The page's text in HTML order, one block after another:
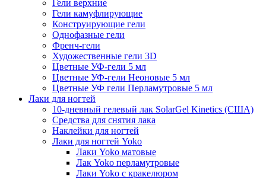
Гели верхние
Гели камуфлирующие
Конструирующие гели
Однофазные гели
Френч-гели
Художественные гели 3D
Цветные УФ-гели 5 мл
Цветные УФ-гели Неоновые 5 мл
Цветные УФ гели Перламутровые 5 мл
Лаки для ногтей
10-дневный гелевый лак SolarGel Kinetics (США)
Средства для снятия лака
Наклейки для ногтей
Лаки для ногтей Yoko
Лаки Yoko матовые
Лак Yoko перламутровые
Лаки Yoko с кракелюром